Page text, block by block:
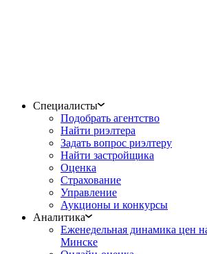
Специалисты
Подобрать агентство
Найти риэлтера
Задать вопрос риэлтеру
Найти застройщика
Оценка
Страхование
Управление
Аукционы и конкурсы
Аналитика
Еженедельная динамика цен
Минске